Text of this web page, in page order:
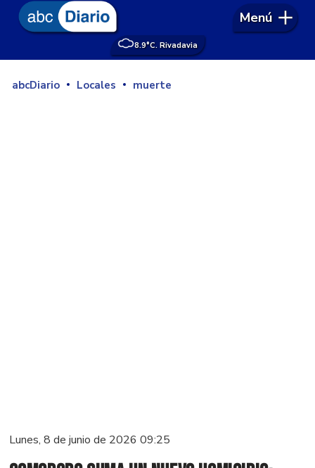
8.9°C. Rivadavia
Menú
abcDiario Locales muerte
Lunes, 8 de junio de 2026 09:25